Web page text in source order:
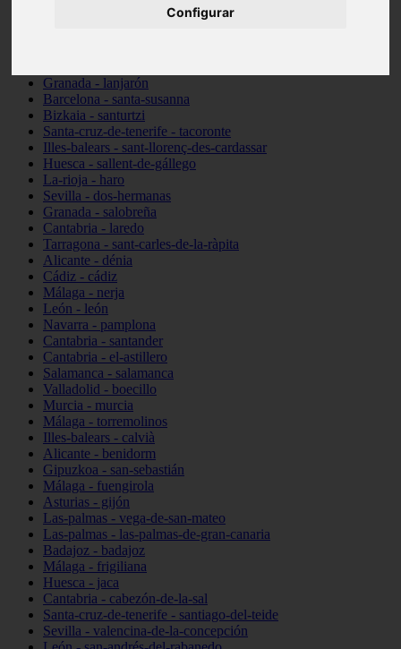
Configurar
Granada - lanjarón
Barcelona - santa-susanna
Bizkaia - santurtzi
Santa-cruz-de-tenerife - tacoronte
Illes-balears - sant-llorenç-des-cardassar
Huesca - sallent-de-gállego
La-rioja - haro
Sevilla - dos-hermanas
Granada - salobreña
Cantabria - laredo
Tarragona - sant-carles-de-la-ràpita
Alicante - dénia
Cádiz - cádiz
Málaga - nerja
León - león
Navarra - pamplona
Cantabria - santander
Cantabria - el-astillero
Salamanca - salamanca
Valladolid - boecillo
Murcia - murcia
Málaga - torremolinos
Illes-balears - calvià
Alicante - benidorm
Gipuzkoa - san-sebastián
Málaga - fuengirola
Asturias - gijón
Las-palmas - vega-de-san-mateo
Las-palmas - las-palmas-de-gran-canaria
Badajoz - badajoz
Málaga - frigiliana
Huesca - jaca
Cantabria - cabezón-de-la-sal
Santa-cruz-de-tenerife - santiago-del-teide
Sevilla - valencina-de-la-concepción